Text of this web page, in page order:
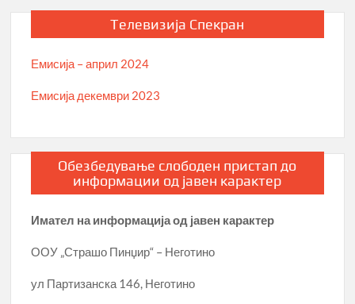
Телевизија Спекран
Емисија – април 2024
Емисија декември 2023
Обезбедување слободен пристап до
информации од јавен карактер
Имател на информација од јавен карактер
ООУ „Страшо Пинџир“ – Неготино
ул Партизанска 146, Неготино